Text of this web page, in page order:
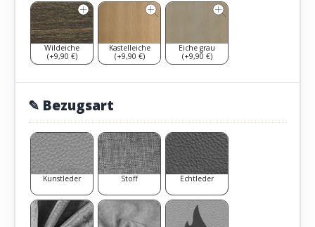
Wildeiche
(+9,90 €)
Kastelleiche
(+9,90 €)
Eiche grau
(+9,90 €)
✎ Bezugsart
Kunstleder Stoff Echtleder